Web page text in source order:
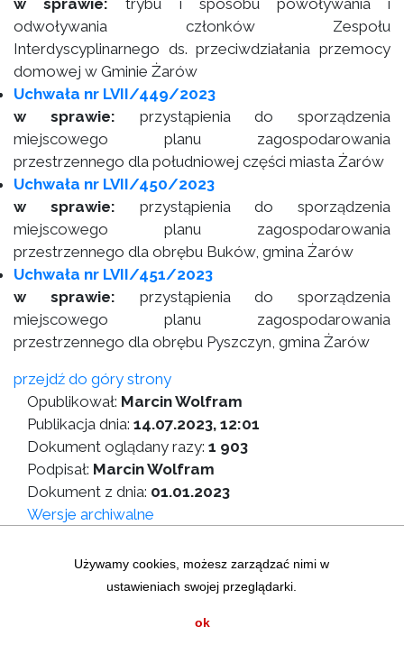
Używamy cookies, możesz zarządzać nimi w
ustawieniach swojej przeglądarki.
ok
w sprawie: trybu i sposobu powoływania i
odwoływania członków Zespołu
Interdyscyplinarnego ds. przeciwdziałania przemocy
domowej w Gminie Żarów
Uchwała nr LVII/449/2023
w sprawie: przystąpienia do sporządzenia
miejscowego planu zagospodarowania
przestrzennego dla południowej części miasta Żarów
Uchwała nr LVII/450/2023
w sprawie: przystąpienia do sporządzenia
miejscowego planu zagospodarowania
przestrzennego dla obrębu Buków, gmina Żarów
Uchwała nr LVII/451/2023
w sprawie: przystąpienia do sporządzenia
miejscowego planu zagospodarowania
przestrzennego dla obrębu Pyszczyn, gmina Żarów
przejdź do góry strony
Opublikował: Marcin Wolfram
Publikacja dnia: 14.07.2023, 12:01
Dokument oglądany razy: 1 903
Podpisał: Marcin Wolfram
Dokument z dnia: 01.01.2023
Wersje archiwalne
Statystyki graficzne
Instrukcja korzystania z BIP